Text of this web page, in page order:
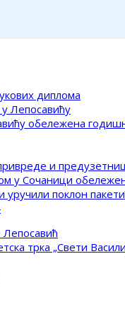
диплома
Лепосавићу
обележена
и
у Сочаници
уручили поклон
трка „Свети